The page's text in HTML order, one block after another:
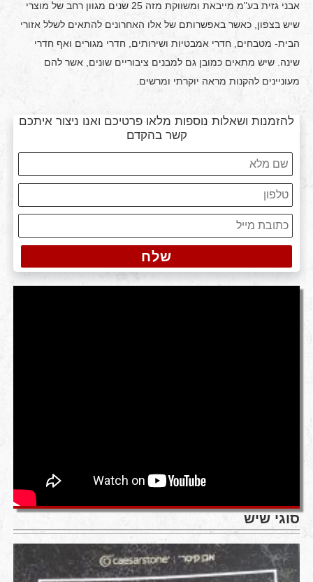
אבני גזית בע"מ מייבאת ומשווקת מזה 25 שנים מגוון רחב של מוצרי
שיש בצפון, כאשר באפשרותם של אלו האחרונים להתאים לשלל אזורי
הבית- מטבחים, חדרי אמבטיות ושירותים, חדרי מגורים ואף חדרי
שינה. שיש מתאים כמובן גם למבנים ציבוריים שונים, אשר להם
מעוניינים להקנות מראה יוקרתי ומרשים.
להזמנות ושאלות נוספות מלאו פרטיכם ואנו ניצור איתכם
קשר בהקדם
סוגי שיש